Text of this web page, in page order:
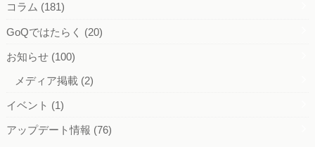
コラム (181)
GoQではたらく (20)
お知らせ (100)
メディア掲載 (2)
イベント (1)
アップデート情報 (76)